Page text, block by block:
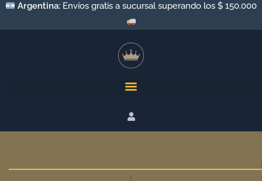
Argentina: Envíos gratis a sucursal superando los $ 150.000